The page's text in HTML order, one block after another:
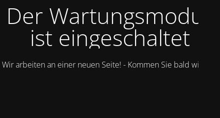
Der Wartungsmodus
ist eingeschaltet
Wir arbeiten an einer neuen Seite! - Kommen Sie bald wieder.